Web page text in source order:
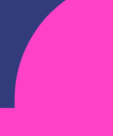
Produzione
Didattica
Cultura